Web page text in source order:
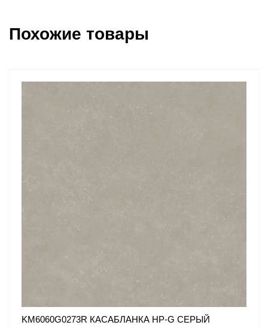
Похожие товары
KM6060G0273R КАСАБЛАНКА HP-G СЕРЫЙ